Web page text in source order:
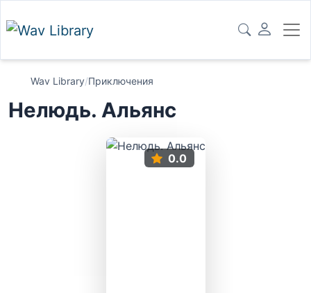
Wav Library/Приключения
Нелюдь. Альянс
0.0